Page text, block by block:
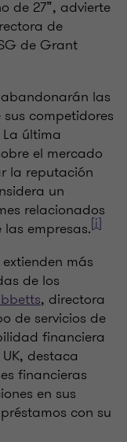
de 27”, advierte
de
de Grant
abandonarán las
competidores
última
el mercado
la reputación
un
relacionados
empresas.[i]
más
de los
, directora
de servicios de
financiera
destaca
financieras
en sus
con su